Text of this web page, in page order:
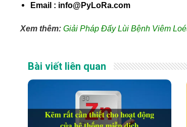
Email : info@PyLoRa.com
Xem thêm: Giải Pháp Đấy Lùi Bệnh Viêm
Bài viết liên quan